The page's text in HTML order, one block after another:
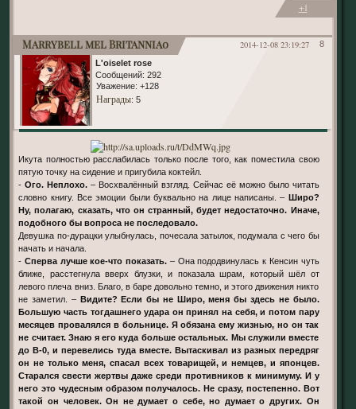
+1
8
2014-12-08 23:19:27
Marrybell mel Britannia0
L'oiselet rose
Сообщений: 292
Уважение: +128
Награды: 5
Икута полностью расслабилась только после того, как поместила свою
пятую точку на сидение и пригубила коктейл.
-Ого. Неплохо. – Восхвалённый взгляд. Сейчас её можно было читать
словно книгу. Все эмоции были буквально на лице написаны. – Широ?
Ну, полагаю, сказать, что он странный, будет недостаточно. Иначе,
подобного бы вопроса не последовало.
Девушка по-дурацки улыбнулась, почесала затылок, подумала с чего бы
начать и начала.
-Сперва лучше кое-что показать. – Она пододвинулась к Кенсин чуть
ближе, расстегнула вверх блузки, и показала шрам, который шёл от
левого плеча вниз. Благо, в баре довольно темно, и этого движения никто
не заметил. –Видите? Если бы не Широ, меня бы здесь не было.
Большую часть тогдашнего удара он принял на себя, и потом пару
месяцев провалялся в больнице. Я обязана ему жизнью, но он так
не считает. Знаю я его куда больше остальных. Мы служили вместе
до В-0, и перевелись туда вместе. Вытаскивал из разных передряг
он не только меня, спасал всех товарищей, и немцев, и японцев.
Старался свести жертвы даже среди противников к минимуму. И у
него это чудесным образом получалось. Не сразу, постепенно. Вот
такой он человек. Он не думает о себе, но думает о других. Он